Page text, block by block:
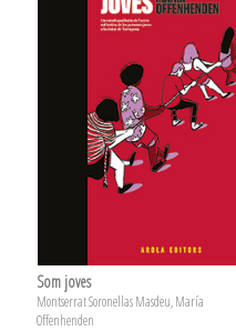
Som joves
Montserrat Soronellas Masdeu, María
Offenhenden